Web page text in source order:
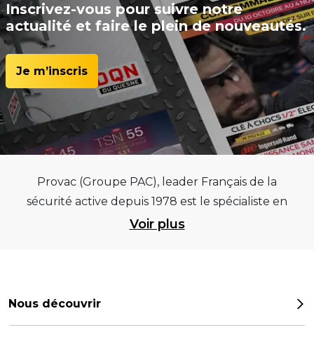
Inscrivez-vous pour suivre notre
actualité et faire le plein de nouveautés.
Je m’inscris
Provac (Groupe PAC), leader Français de la
sécurité active depuis 1978 est le spécialiste en
équipements pour garages et centres
meilleurs équipements sur des critères de
Voir plus
Nous découvrir